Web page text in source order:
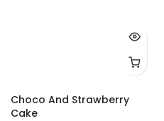
Choco And Strawberry
Cake